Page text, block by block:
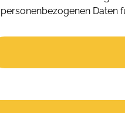
personenbezogenen Daten